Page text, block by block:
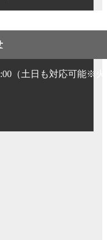
（土日も対応可能※火